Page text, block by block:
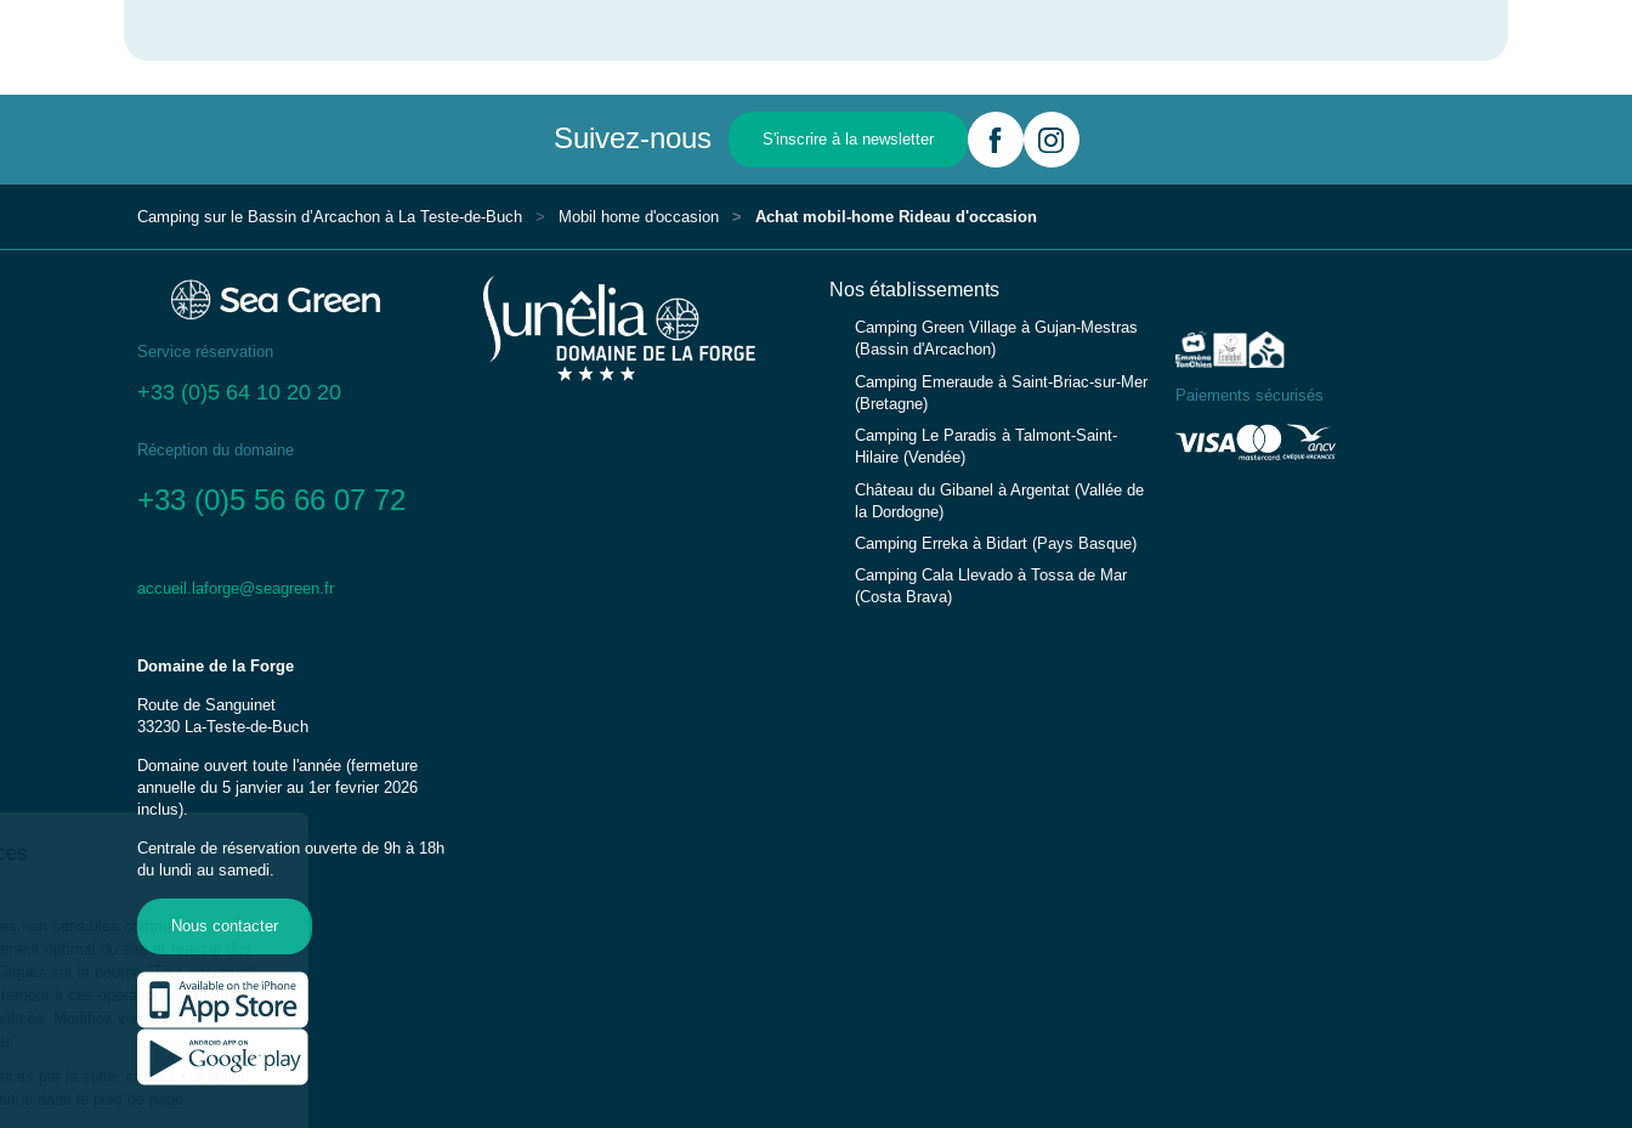
Suivez-nous S'inscrire à la newsletter
Camping sur le Bassin d’Arcachon à La Teste-de-Buch Mobil home d'occasion Achat mobil-home Rideau d'occasion
Service réservation
+33 (0)5 64 10 20 20
Réception du domaine
+33 (0)5 56 66 07 72
accueil.laforge@seagreen.fr
Domaine de la Forge
Route de Sanguinet
33230 La-Teste-de-Buch
Domaine ouvert toute l'année (fermeture
annuelle du 5 janvier au 1er fevrier 2026
inclus).
Centrale de réservation ouverte de 9h à 18h
du lundi au samedi.
Nous contacter
Nos établissements
Camping Green Village à Gujan-Mestras
(Bassin d'Arcachon)
Camping Emeraude à Saint-Briac-sur-Mer
(Bretagne)
Camping Le Paradis à Talmont-Saint-
Hilaire (Vendée)
Château du Gibanel à Argentat (Vallée de
la Dordogne)
Camping Erreka à Bidart (Pays Basque)
Camping Cala Llevado à Tossa de Mar
(Costa Brava)
Paiements sécurisés